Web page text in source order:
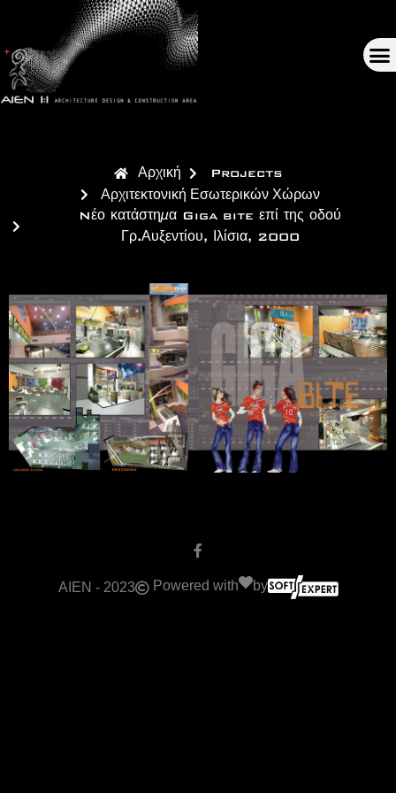
Αρχική
Projects
Αρχιτεκτονική Εσωτερικών Χώρων
Nέο κατάστημα Giga bite επί της οδού
Γρ.Αυξεντίου, Ιλίσια, 2000
AIEN - 2023 Powered with by